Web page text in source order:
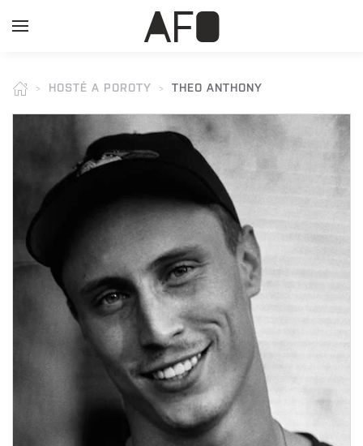
HOSTÉ A POROTY THEO ANTHONY